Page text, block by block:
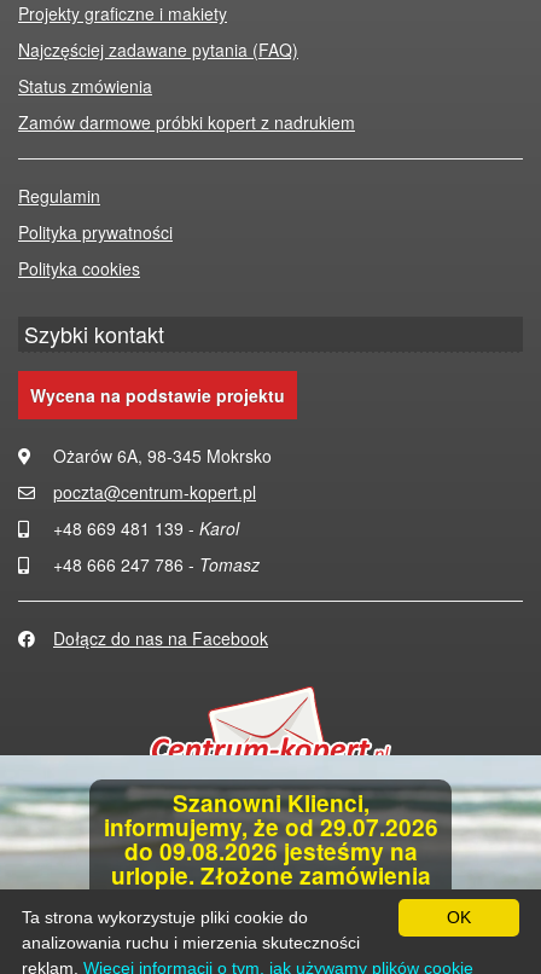
Szanowni Klienci,
informujemy, że od 29.07.2026
do 09.08.2026 jesteśmy na
urlopie. Złożone zamówienia
w powyższym terminie
zostaną zrealizowane po 9
sierpnia 2026 r.
Projekty graficzne i makiety
Najczęściej zadawane pytania (FAQ)
Status zmówienia
Zamów darmowe próbki kopert z nadrukiem
Regulamin
Polityka prywatności
Polityka cookies
Szybki kontakt
Wycena na podstawie projektu
Ożarów 6A, 98-345 Mokrsko
poczta@centrum-kopert.pl
+48 669 481 139 - Karol
+48 666 247 786 - Tomasz
Dołącz do nas na Facebook
Copyright 2026
All rights reserved
Centrum-Kopert.pl to drukarnia kopert
i hurtownia artykułów
papierniczo-biurowych.
OK
Ta strona wykorzystuje pliki cookie do
analizowania ruchu i mierzenia skuteczności
reklam. Więcej informacji o tym, jak używamy plików cookie